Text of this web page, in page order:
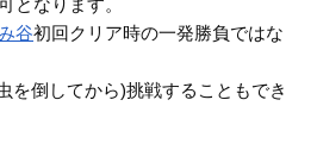
となります。
谷初回クリア時の一発勝負ではな
を倒してから)挑戦することもでき